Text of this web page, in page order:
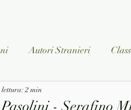
Autori Stranieri
Ragazzi
- Serafino
lettura: 2 min